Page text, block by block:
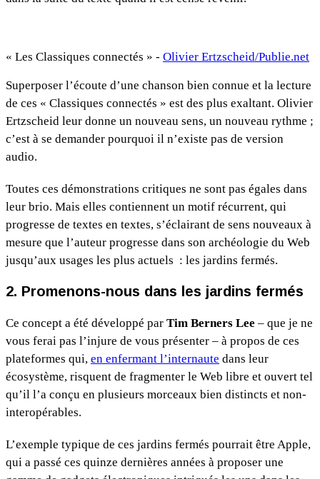
« Les Classiques connectés » - Olivier Ertzscheid/Publie.net
Superposer l’écoute d’une chanson bien connue et la lecture
de ces « Classiques connectés » est des plus exaltant. Olivier
Ertzscheid leur donne un nouveau sens, un nouveau rythme ;
c’est à se demander pourquoi il n’existe pas de version
audio.
Toutes ces démonstrations critiques ne sont pas égales dans
leur brio. Mais elles contiennent un motif récurrent, qui
progresse de textes en textes, s’éclairant de sens nouveaux à
mesure que l’auteur progresse dans son archéologie du Web
jusqu’aux usages les plus actuels : les jardins fermés.
2. Promenons-nous dans les jardins fermés
Ce concept a été développé par Tim Berners Lee – que je ne
vous ferai pas l’injure de vous présenter – à propos de ces
plateformes qui, en enfermant l’internaute dans leur
écosystème, risquent de fragmenter le Web libre et ouvert tel
qu’il l’a conçu en plusieurs morceaux bien distincts et non-
interopérables.
L’exemple typique de ces jardins fermés pourrait être Apple,
qui a passé ces quinze dernières années à proposer une